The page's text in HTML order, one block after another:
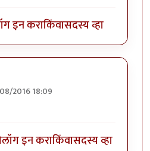
इन कराकिंवासदस्य व्हा
2016 18:09
लॉग इन कराकिंवासदस्य व्हा